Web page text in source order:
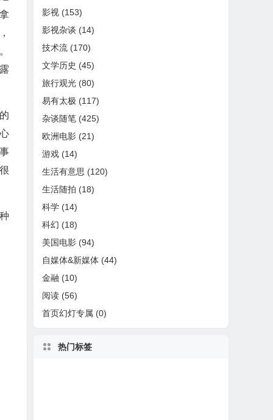
影视 (153)
影视杂谈 (14)
技术流 (170)
文学历史 (45)
旅行观光 (80)
易有太极 (117)
杂谈随笔 (425)
欧洲电影 (21)
游戏 (14)
生活有意思 (120)
生活随拍 (18)
科学 (14)
科幻 (18)
美国电影 (94)
自媒体&新媒体 (44)
金融 (10)
阅读 (56)
首页幻灯专属 (0)
热门标签